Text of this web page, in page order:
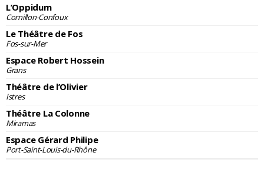
L’Oppidum
Cornillon-Confoux
Le Théâtre de Fos
Fos-sur-Mer
Espace Robert Hossein
Grans
Théâtre de l’Olivier
Istres
Théâtre La Colonne
Miramas
Espace Gérard Philipe
Port-Saint-Louis-du-Rhône